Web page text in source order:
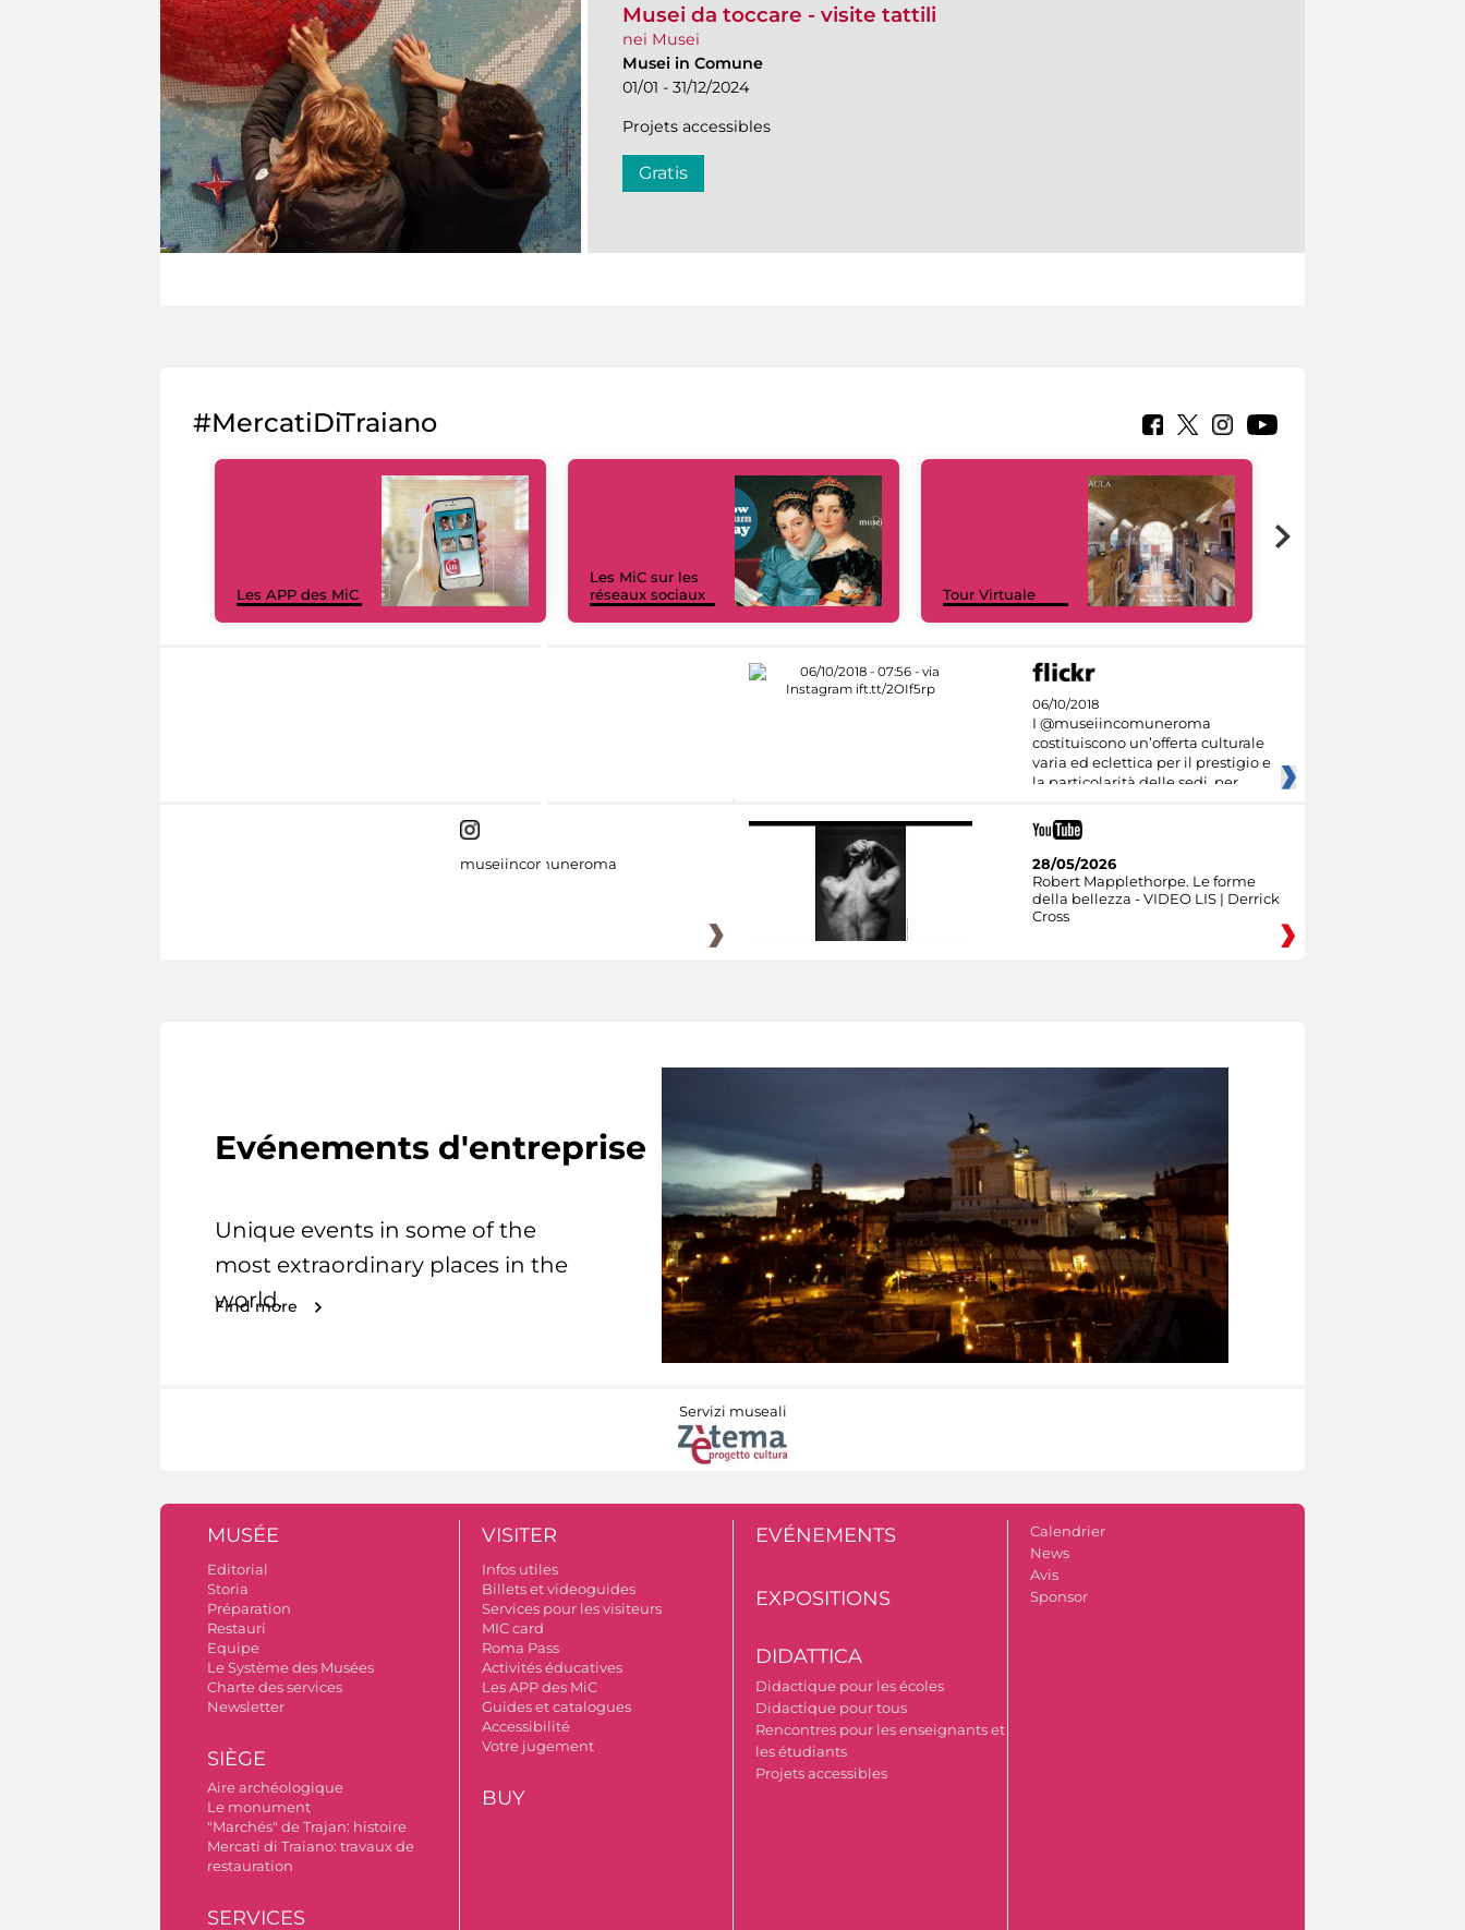
Musei da toccare - visite tattili
nei Musei
Musei in Comune
01/01 - 31/12/2024
Projets accessibles
Gratis
#MercatiDiTraiano
Les APP des MiC
Les MiC sur les
réseaux sociaux
Tour Virtuale
06/10/2018
I @museiincomuneroma
costituiscono un’offerta culturale
varia ed eclettica per il prestigio e
la particolarità delle sedi, per
museiincomuneroma
28/05/2026
Robert Mapplethorpe. Le forme
della bellezza - VIDEO LIS | Derrick
Cross
Evénements d'entreprise
Unique events in some of the
most extraordinary places in the
world.
Find more
Servizi museali
MUSÉE
Editorial
Storia
Préparation
Restauri
Equipe
Le Système des Musées
Charte des services
Newsletter
SIÈGE
Aire archéologique
Le monument
"Marchés" de Trajan: histoire
Mercati di Traiano: travaux de
restauration
SERVICES
VISITER
Infos utiles
Billets et videoguides
Services pour les visiteurs
MIC card
Roma Pass
Activités éducatives
Les APP des MiC
Guides et catalogues
Accessibilité
Votre jugement
BUY
EVÉNEMENTS
EXPOSITIONS
DIDATTICA
Didactique pour les écoles
Didactique pour tous
Rencontres pour les enseignants et
les étudiants
Projets accessibles
Calendrier
News
Avis
Sponsor